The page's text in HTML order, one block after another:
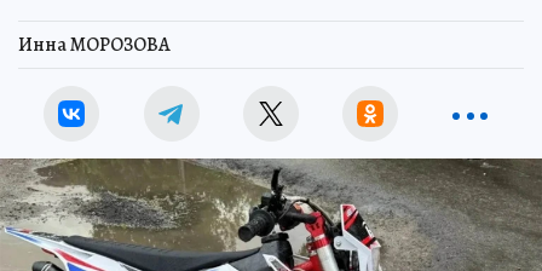
Инна МОРОЗОВА